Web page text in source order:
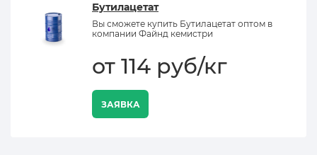
Бутилацетат
Вы сможете купить Бутилацетат оптом в
компании Файнд кемистри
от 114 руб/кг
ЗАЯВКА